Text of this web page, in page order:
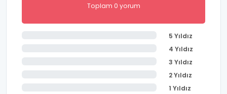
Toplam 0 yorum
5 Yıldız
4 Yıldız
3 Yıldız
2 Yıldız
1 Yıldız